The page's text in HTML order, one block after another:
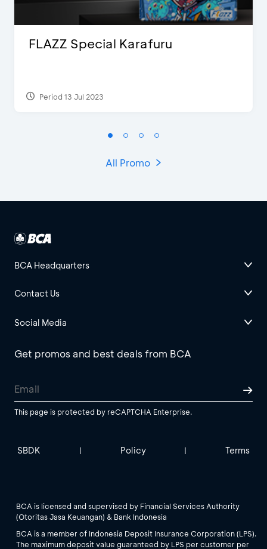
FLAZZ Special Karafuru
Period 13 Jul 2023
All Promo
BCA Headquarters
Contact Us
Social Media
Get promos and best deals from BCA
This page is protected by reCAPTCHA Enterprise.
SBDK | Policy | Terms
BCA is licensed and supervised by Financial Services Authority
(Otoritas Jasa Keuangan) & Bank Indonesia
BCA is a member of Indonesia Deposit Insurance Corporation (LPS).
The maximum deposit value guaranteed by LPS per customer per